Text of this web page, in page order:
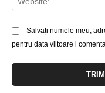
Salvați numele meu,
pentru data viitoare i